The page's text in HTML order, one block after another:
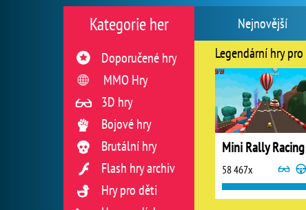
Nejnovější
Legendární hry
Mini Rally Racing
58 467x
Kategorie her
Doporučené hry
MMO Hry
3D hry
Bojové hry
Brutální hry
Flash hry archiv
Hry pro děti